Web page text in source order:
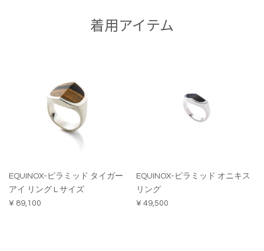
着用アイテム
EQUINOX-ピラミッド タイガー
アイ リング L サイズ
¥ 89,100
EQUINOX-ピラミッド オニキス
リング
¥ 49,500